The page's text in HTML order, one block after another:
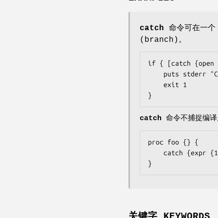
catch 命令可在一
(branch)。
if { [catch {open
}
catch 命令不捕捉编
proc foo {} {
}